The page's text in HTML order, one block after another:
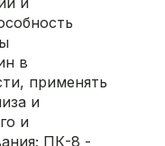
в
применять
и
и
ПК-8 -